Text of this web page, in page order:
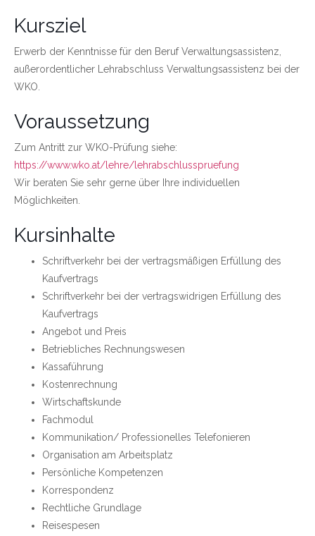
Kursziel
Erwerb der Kenntnisse für den Beruf Verwaltungsassistenz,
außerordentlicher Lehrabschluss Verwaltungsassistenz bei der
WKO.
Voraussetzung
Zum Antritt zur WKO-Prüfung siehe:
https://www.wko.at/lehre/lehrabschlusspruefung
Wir beraten Sie sehr gerne über Ihre individuellen
Möglichkeiten.
Kursinhalte
Schriftverkehr bei der vertragsmäßigen Erfüllung des
Kaufvertrags
Schriftverkehr bei der vertragswidrigen Erfüllung des
Kaufvertrags
Angebot und Preis
Betriebliches Rechnungswesen
Kassaführung
Kostenrechnung
Wirtschaftskunde
Fachmodul
Kommunikation/ Professionelles Telefonieren
Organisation am Arbeitsplatz
Persönliche Kompetenzen
Korrespondenz
Rechtliche Grundlage
Reisespesen